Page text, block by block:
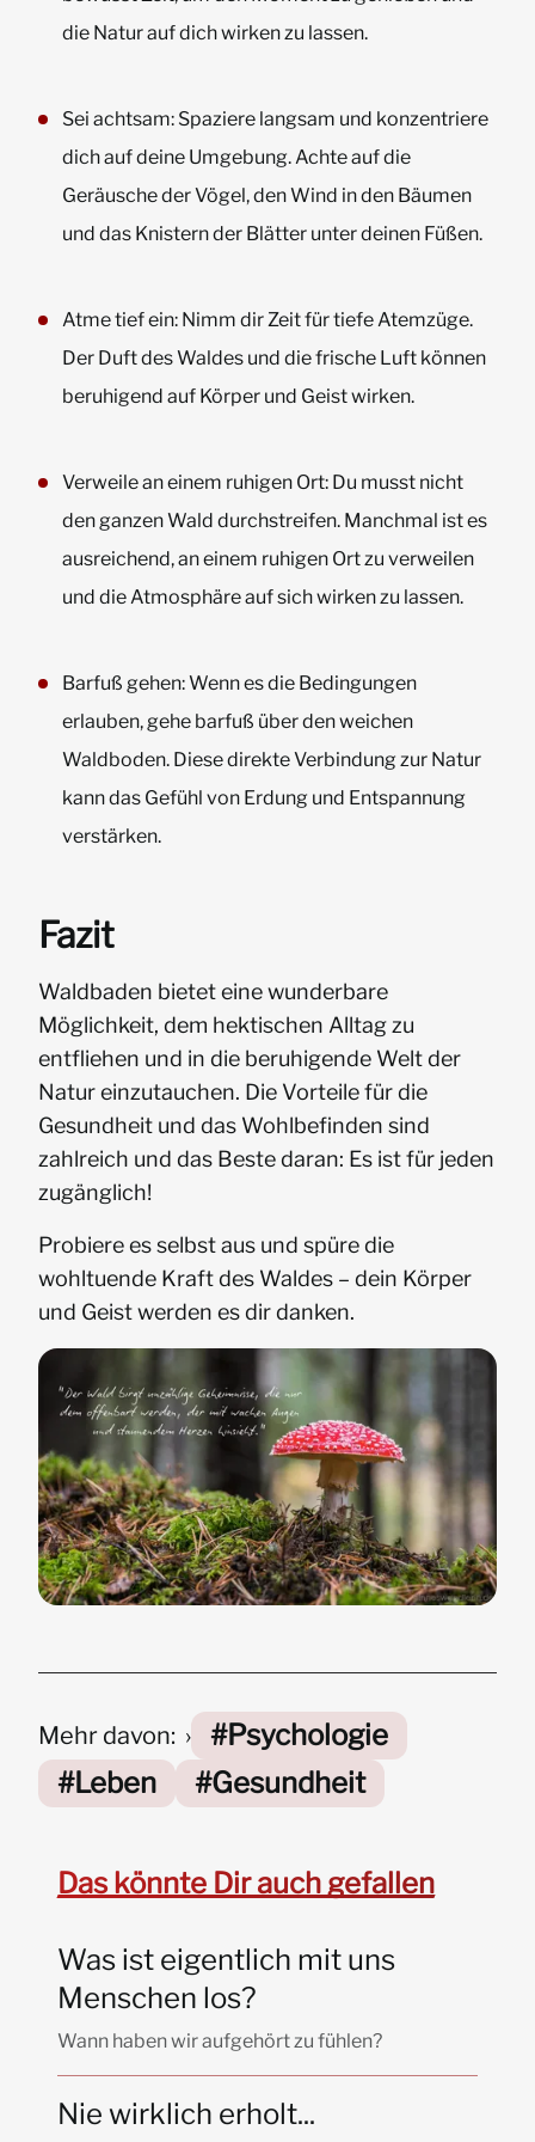
die Natur auf dich wirken zu lassen.
Sei achtsam: Spaziere langsam und konzentriere
dich auf deine Umgebung. Achte auf die
Geräusche der Vögel, den Wind in den Bäumen
und das Knistern der Blätter unter deinen Füßen.
Atme tief ein: Nimm dir Zeit für tiefe Atemzüge.
Der Duft des Waldes und die frische Luft können
beruhigend auf Körper und Geist wirken.
Verweile an einem ruhigen Ort: Du musst nicht
den ganzen Wald durchstreifen. Manchmal ist es
ausreichend, an einem ruhigen Ort zu verweilen
und die Atmosphäre auf sich wirken zu lassen.
Barfuß gehen: Wenn es die Bedingungen
erlauben, gehe barfuß über den weichen
Waldboden. Diese direkte Verbindung zur Natur
kann das Gefühl von Erdung und Entspannung
verstärken.
Fazit
Waldbaden bietet eine wunderbare
Möglichkeit, dem hektischen Alltag zu
entfliehen und in die beruhigende Welt der
Natur einzutauchen. Die Vorteile für die
Gesundheit und das Wohlbefinden sind
zahlreich und das Beste daran: Es ist für jeden
zugänglich!
Probiere es selbst aus und spüre die
wohltuende Kraft des Waldes – dein Körper
und Geist werden es dir danken.
Mehr davon:
Psychologie
Leben
Gesundheit
Das könnte Dir auch gefallen
Was ist eigentlich mit uns
Menschen los?
Wann haben wir aufgehört zu fühlen?
Nie wirklich erholt...